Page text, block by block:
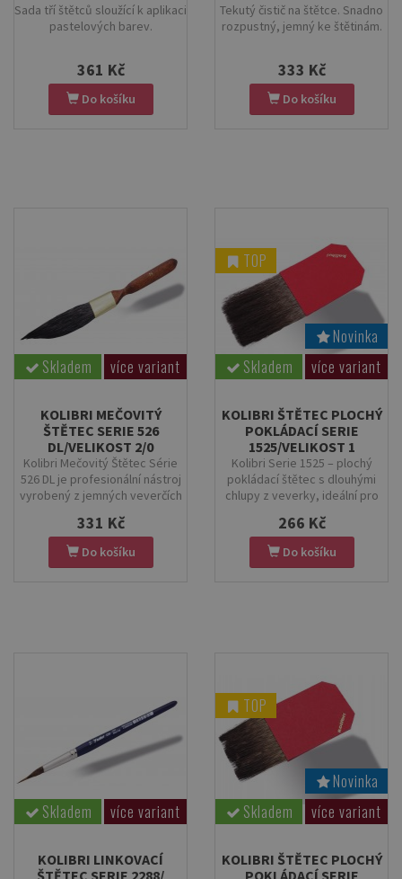
Sada tří štětců sloužící k aplikaci
pastelových barev.
361 Kč
Do košíku
Tekutý čistič na štětce. Snadno
rozpustný, jemný ke štětinám.
333 Kč
Do košíku
Skladem více variant
KOLIBRI MEČOVITÝ
ŠTĚTEC SERIE 526
DL/VELIKOST 2/0
Kolibri Mečovitý Štětec Série
526 DL je profesionální nástroj
vyrobený z jemných veverčích
mečovitému tvaru štětin a
ergonomické rukojeti z imitace
cedrového dřeva umožňuje
331 Kč
Do košíku
Skladem
TOP
Novinka
více variant
KOLIBRI ŠTĚTEC PLOCHÝ
POKLÁDACÍ SERIE
1525/VELIKOST 1
Kolibri Serie 1525 – plochý
pokládací štětec s dlouhými
chlupy z veverky, ideální pro
červený karton a ergonomická
rukojeť zaručují kontrolu a
komfort při práci.
266 Kč
Do košíku
Skladem více variant
KOLIBRI LINKOVACÍ
ŠTĚTEC SERIE 2288/
Skladem
TOP
Novinka
více variant
KOLIBRI ŠTĚTEC PLOCHÝ
POKLÁDACÍ SERIE